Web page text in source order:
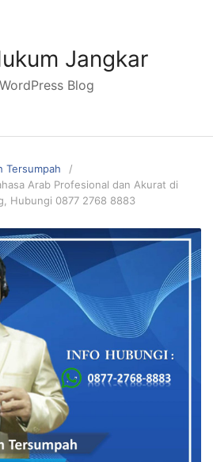
Jangkar
Blog
Tersumpah
Arab Profesional dan Akurat di
Hubungi 0877 2768 8883